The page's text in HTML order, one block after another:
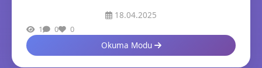
18.04.2025
1 0 0
Okuma Modu